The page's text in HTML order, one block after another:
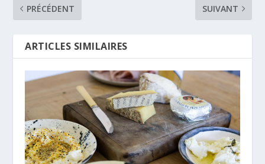
PRÉCÉDENT
SUIVANT
ARTICLES SIMILAIRES